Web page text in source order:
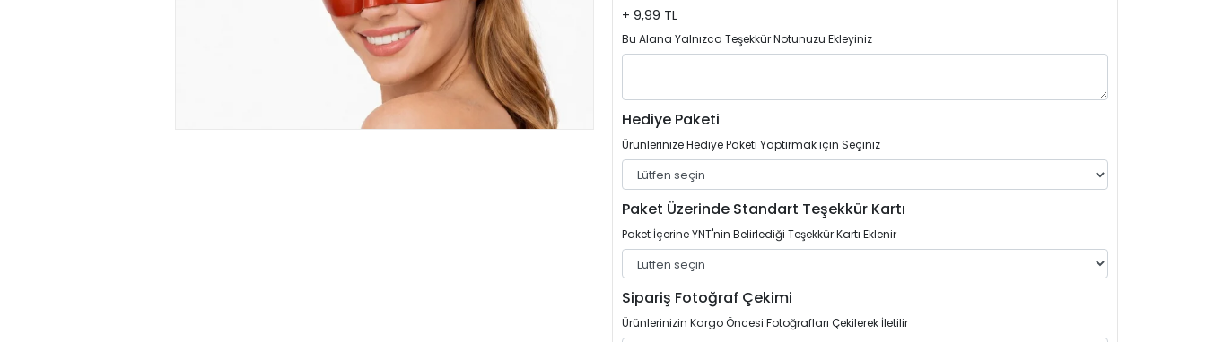
+ 9,99 TL
Bu Alana Yalnızca Teşekkür Notunuzu Ekleyiniz
Hediye Paketi
Ürünlerinize Hediye Paketi Yaptırmak için Seçiniz
Paket Üzerinde Standart Teşekkür Kartı
Paket İçerine YNT'nin Belirlediği Teşekkür Kartı Eklenir
Sipariş Fotoğraf Çekimi
Ürünlerinizin Kargo Öncesi Fotoğrafları Çekilerek İletilir